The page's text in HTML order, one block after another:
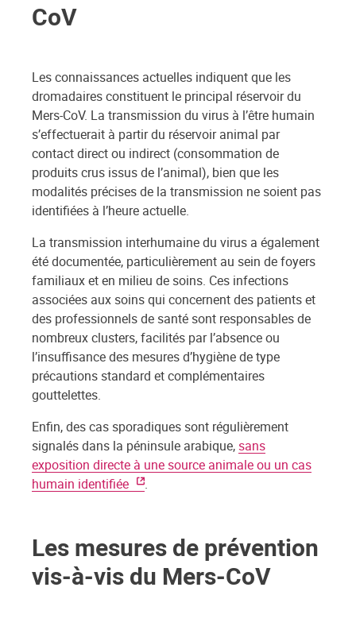
CoV
Les connaissances actuelles indiquent que les
dromadaires constituent le principal réservoir du
Mers-CoV. La transmission du virus à l’être humain
s’effectuerait à partir du réservoir animal par
contact direct ou indirect (consommation de
produits crus issus de l’animal), bien que les
modalités précises de la transmission ne soient pas
identifiées à l’heure actuelle.
La transmission interhumaine du virus a également
été documentée, particulièrement au sein de foyers
familiaux et en milieu de soins. Ces infections
associées aux soins qui concernent des patients et
des professionnels de santé sont responsables de
nombreux clusters, facilités par l’absence ou
l’insuffisance des mesures d’hygiène de type
précautions standard et complémentaires
gouttelettes.
Enfin, des cas sporadiques sont régulièrement
signalés dans la péninsule arabique,sans
exposition directe à une source animale ou un cas
humain identifiée
.
Les mesures de prévention
vis-à-vis du Mers-CoV